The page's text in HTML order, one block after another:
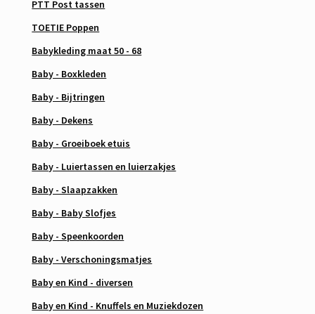
PTT Post tassen
TOETIE Poppen
Babykleding maat 50 - 68
Baby - Boxkleden
Baby - Bijtringen
Baby - Dekens
Baby - Groeiboek etuis
Baby - Luiertassen en luierzakjes
Baby - Slaapzakken
Baby - Baby Slofjes
Baby - Speenkoorden
Baby - Verschoningsmatjes
Baby en Kind - diversen
Baby en Kind - Knuffels en Muziekdozen